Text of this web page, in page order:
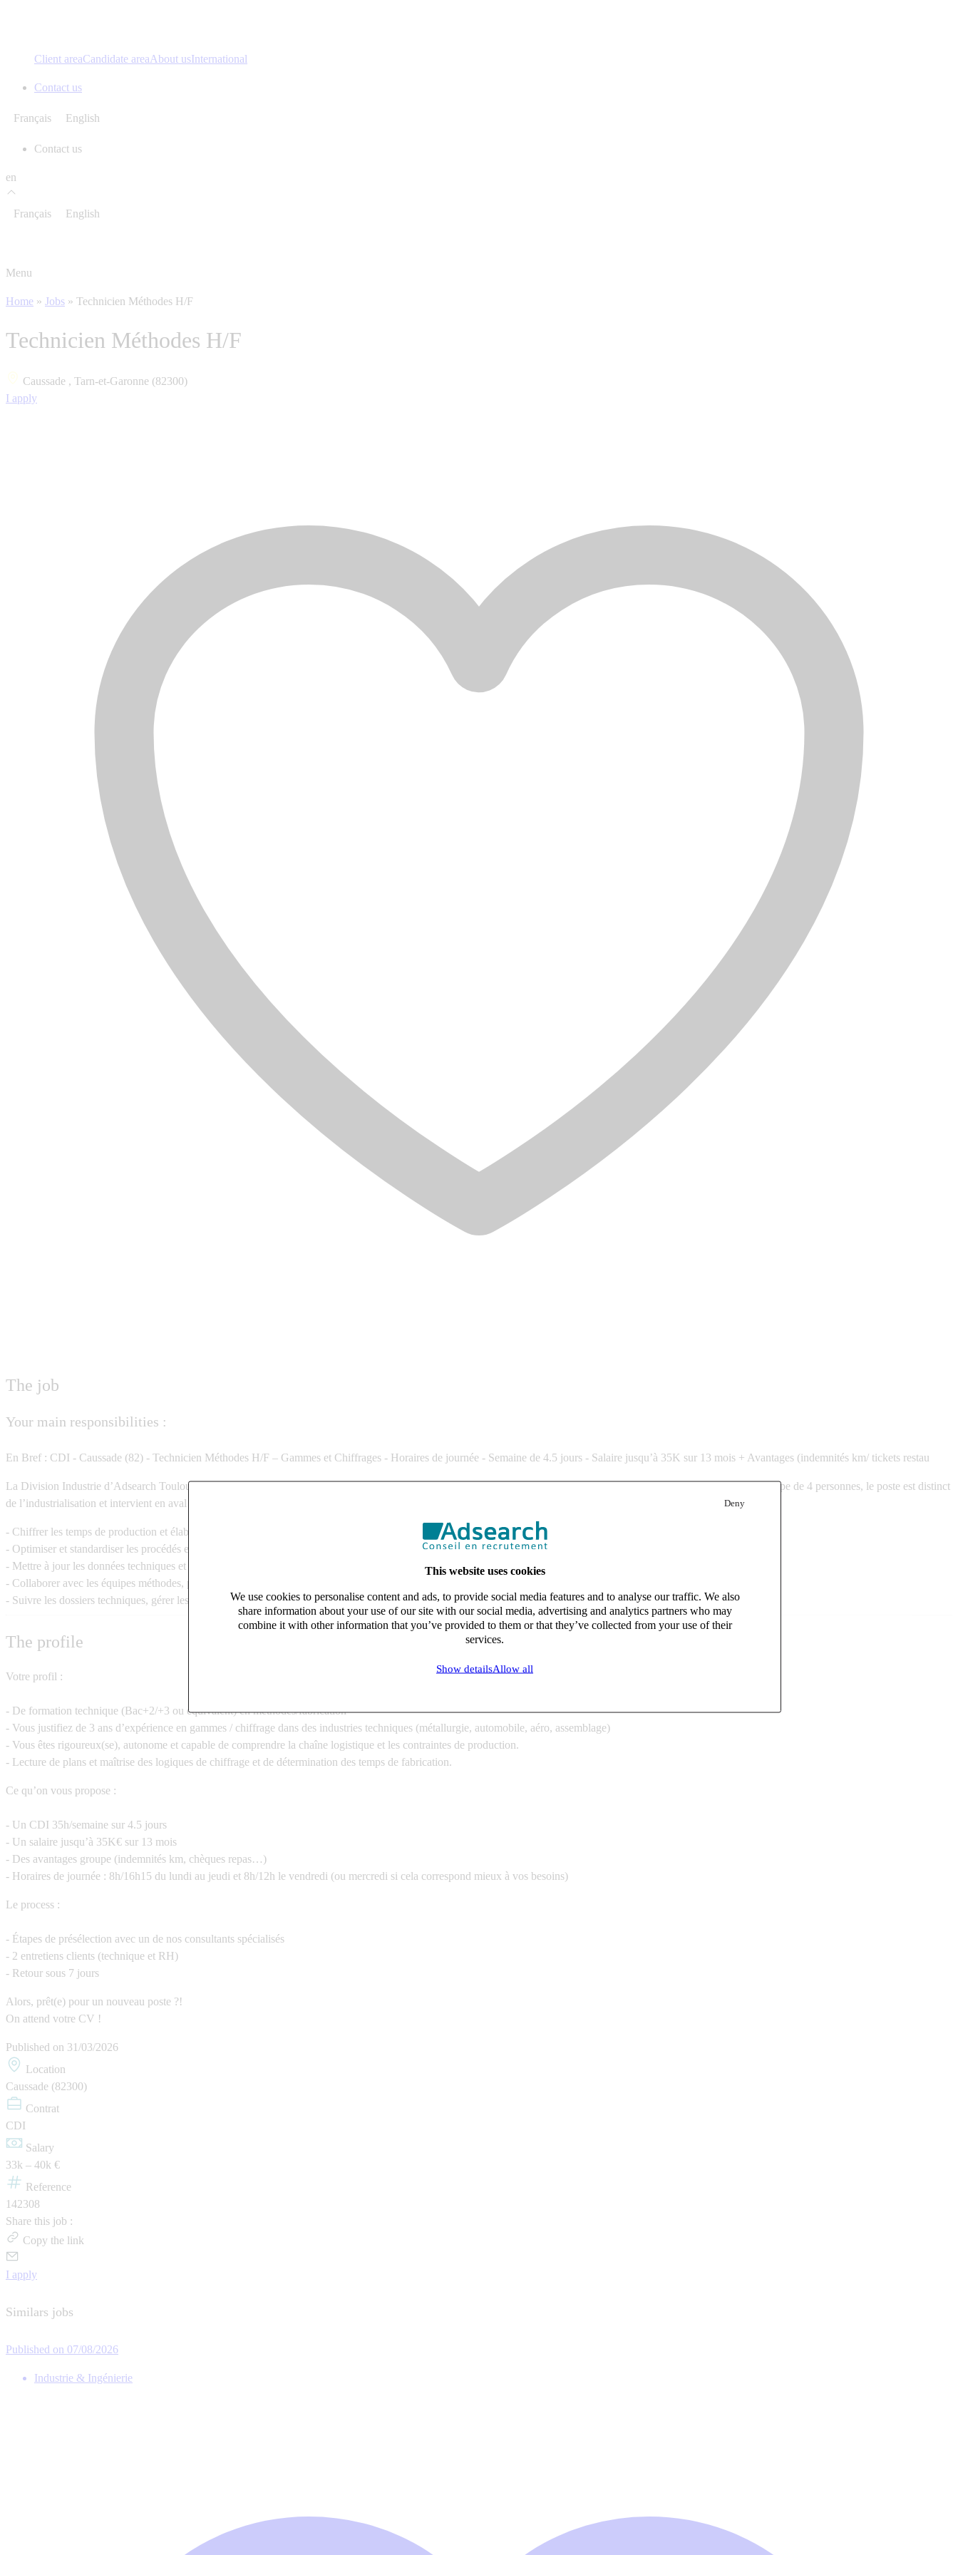
Deny
This website uses cookies
We use cookies to personalise content and ads, to provide social media features and to analyse our traffic. We also
share information about your use of our site with our social media, advertising and analytics partners who may
combine it with other information that you’ve provided to them or that they’ve collected from your use of their
services.
Show detailsAllow all
Client areaCandidate areaAbout usInternational
Contact us
Français English
Contact us
en
Français English
Menu
Home » Jobs » Technicien Méthodes H/F
Technicien Méthodes H/F
Caussade , Tarn-et-Garonne (82300)
I apply
The job
Your main responsibilities :
En Bref : CDI - Caussade (82) - Technicien Méthodes H/F – Gammes et Chiffrages - Horaires de journée - Semaine de 4.5 jours - Salaire jusqu’à 35K sur 13 mois + Avantages (indemnités km/ tickets restau
La Division Industrie d’Adsearch Toulouse recrute pour un de ses partenaires, unTechnicien Méthodes H/F.Rattaché(e) à la Responsable Méthodes et intégré(e) à une équipe de 4 personnes, le poste est distinct
de l’industrialisation et intervient en aval des projets pour faire le lien entre les chargés d’affaires, le marketing et la technique.
- Chiffrer les temps de production et élaborer les gammes selon les cahiers des charges et contraintes techniques.
- Optimiser et standardiser les procédés et séquences opératoires pour améliorer la performance et réduire les cycles.
- Mettre à jour les données techniques et suivre les indicateurs de productivité.
- Collaborer avec les équipes méthodes, production, qualité et conception pour fiabiliser les données et diffuser les bonnes pratiques.
- Suivre les dossiers techniques, gérer les écarts et assurer l’interface avec les parties prenantes internes.
The profile
Votre profil :
- De formation technique (Bac+2/+3 ou équivalent) en méthodes/fabrication
- Vous justifiez de 3 ans d’expérience en gammes / chiffrage dans des industries techniques (métallurgie, automobile, aéro, assemblage)
- Vous êtes rigoureux(se), autonome et capable de comprendre la chaîne logistique et les contraintes de production.
- Lecture de plans et maîtrise des logiques de chiffrage et de détermination des temps de fabrication.
Ce qu’on vous propose :
- Un CDI 35h/semaine sur 4.5 jours
- Un salaire jusqu’à 35K€ sur 13 mois
- Des avantages groupe (indemnités km, chèques repas…)
- Horaires de journée : 8h/16h15 du lundi au jeudi et 8h/12h le vendredi (ou mercredi si cela correspond mieux à vos besoins)
Le process :
- Étapes de présélection avec un de nos consultants spécialisés
- 2 entretiens clients (technique et RH)
- Retour sous 7 jours
Alors, prêt(e) pour un nouveau poste ?!
On attend votre CV !
Published on 31/03/2026
Location
Caussade (82300)
Contrat
CDI
Salary
33k – 40k €
Reference
142308
Share this job :
Copy the link
I apply
Similars jobs
Published on 07/08/2026
Industrie & Ingénierie